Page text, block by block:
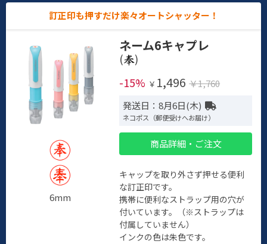
訂正印も押すだけ楽々オートシャッター！
6mm
ネーム6キャプレ
(
)
-15% ￥ 1,496 ￥1,760
発送日：8月6日(木)
ネコポス（郵便受けへお届け）
商品詳細・ご注文
キャップを取り外さず押せる便利
な訂正印です。
携帯に便利なストラップ用の穴が
付いています。（※ストラップは
付属していません）
インクの色は朱色です。